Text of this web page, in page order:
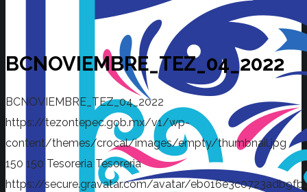
BCNOVIEMBRE_TEZ_04_2022
BCNOVIEMBRE_TEZ_04_2022
https://tezontepec.gob.mx/v1/wp-
content/themes/crocal/images/empty/thumbnail.jpg
150 150 Tesoreria Tesoreria
https://secure.gravatar.com/avatar/